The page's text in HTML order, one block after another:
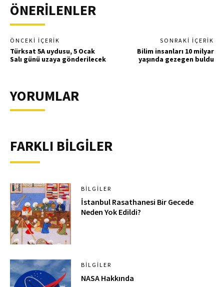
ÖNERİLENLER
ÖNCEKI İÇERIK
Türksat 5A uydusu, 5 Ocak
Salı günü uzaya gönderilecek
SONRAKI İÇERIK
Bilim insanları 10 milyar
yaşında gezegen buldu
YORUMLAR
FARKLI BİLGİLER
BILGILER
İstanbul Rasathanesi Bir Gecede
Neden Yok Edildi?
BILGILER
NASA Hakkında